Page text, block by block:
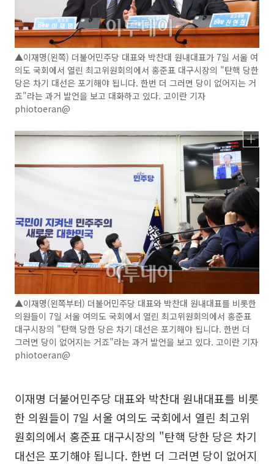
▲이재명(왼쪽) 더불어민주당 대표와 박찬대 원내대표가 7일 서울 여
의도 국회에서 열린 최고위원회의에서 홍준표 대구시장의 "탄핵 당한
당은 차기 대선은 포기해야 됩니다. 한번 더 그러면 당이 없어지는 거
죠"라는 과거 발언을 보고 대화하고 있다. 고이란 기자
phiotoeran@
▲이재명(왼쪽부터) 더불어민주당 대표와 박찬대 원내대표를 비롯한
의원들이 7일 서울 여의도 국회에서 열린 최고위원회의에서 홍준표
대구시장의 "탄핵 당한 당은 차기 대선은 포기해야 됩니다. 한번 더
그러면 당이 없어지는 거죠"라는 과거 발언을 보고 있다. 고이란 기자
phiotoeran@
이재명 더불어민주당 대표와 박찬대 원내대표를 비롯
한 의원들이 7일 서울 여의도 국회에서 열린 최고위
원회의에서 홍준표 대구시장의 "탄핵 당한 당은 차기
대선은 포기해야 됩니다. 한번 더 그러면 당이 없어지